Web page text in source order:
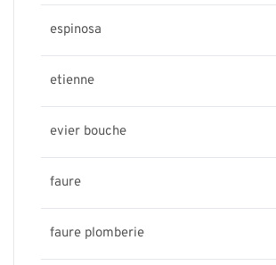
espinosa
etienne
evier bouche
faure
faure plomberie